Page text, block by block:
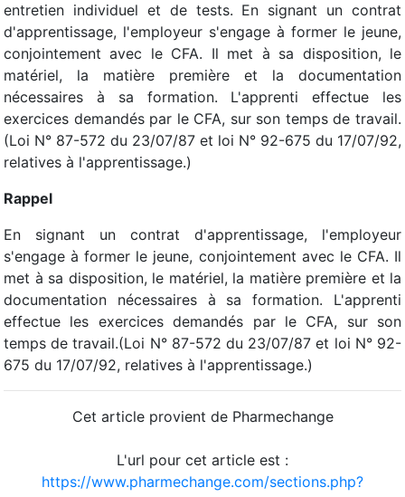
entretien individuel et de tests. En signant un contrat
d'apprentissage, l'employeur s'engage à former le jeune,
conjointement avec le CFA. Il met à sa disposition, le
matériel, la matière première et la documentation
nécessaires à sa formation. L'apprenti effectue les
exercices demandés par le CFA, sur son temps de travail.
(Loi N° 87-572 du 23/07/87 et loi N° 92-675 du 17/07/92,
relatives à l'apprentissage.)
Rappel
En signant un contrat d'apprentissage, l'employeur
s'engage à former le jeune, conjointement avec le CFA. Il
met à sa disposition, le matériel, la matière première et la
documentation nécessaires à sa formation. L'apprenti
effectue les exercices demandés par le CFA, sur son
temps de travail.(Loi N° 87-572 du 23/07/87 et loi N° 92-
675 du 17/07/92, relatives à l'apprentissage.)
Cet article provient de Pharmechange
L'url pour cet article est :
https://www.pharmechange.com/sections.php?